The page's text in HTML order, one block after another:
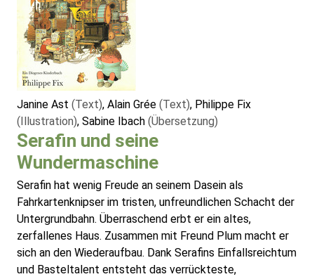
Janine Ast (Text), Alain Grée (Text), Philippe Fix
(Illustration), Sabine Ibach (Übersetzung)
Serafin und seine
Wundermaschine
Serafin hat wenig Freude an seinem Dasein als
Fahrkartenknipser im tristen, unfreundlichen Schacht der
Untergrundbahn. Überraschend erbt er ein altes,
zerfallenes Haus. Zusammen mit Freund Plum macht er
sich an den Wiederaufbau. Dank Serafins Einfallsreichtum
und Basteltalent entsteht das verrückteste,